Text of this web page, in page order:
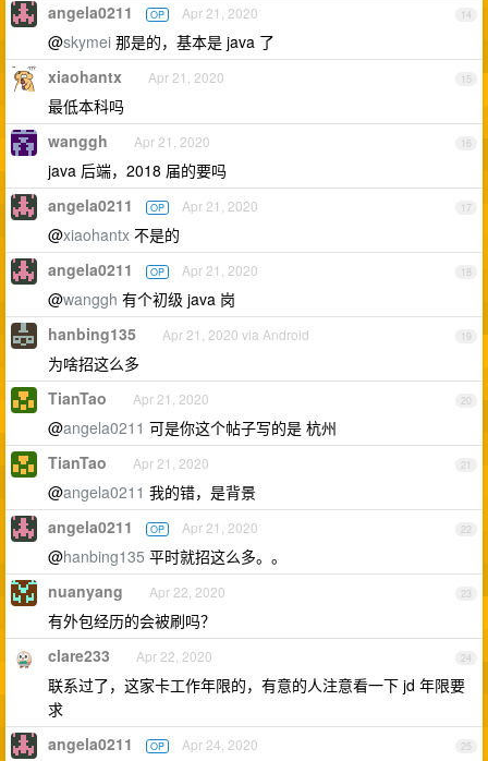
14
angela0211 OP Apr 21, 2020
@skymei 那是的，基本是 java 了
15
xiaohantx Apr 21, 2020
最低本科吗
16
wanggh Apr 21, 2020
java 后端，2018 届的要吗
17
angela0211 OP Apr 21, 2020
@xiaohantx 不是的
18
angela0211 OP Apr 21, 2020
@wanggh 有个初级 java 岗
19
hanbing135 Apr 21, 2020 via Android
为啥招这么多
20
TianTao Apr 21, 2020
@angela0211 可是你这个帖子写的是 杭州
21
TianTao Apr 21, 2020
@angela0211 我的错，是背景
22
angela0211 OP Apr 21, 2020
@hanbing135 平时就招这么多。。
23
nuanyang Apr 22, 2020
有外包经历的会被刷吗？
24
clare233 Apr 22, 2020
联系过了，这家卡工作年限的，有意的人注意看一下 jd 年限要
求
25
angela0211 OP Apr 24, 2020